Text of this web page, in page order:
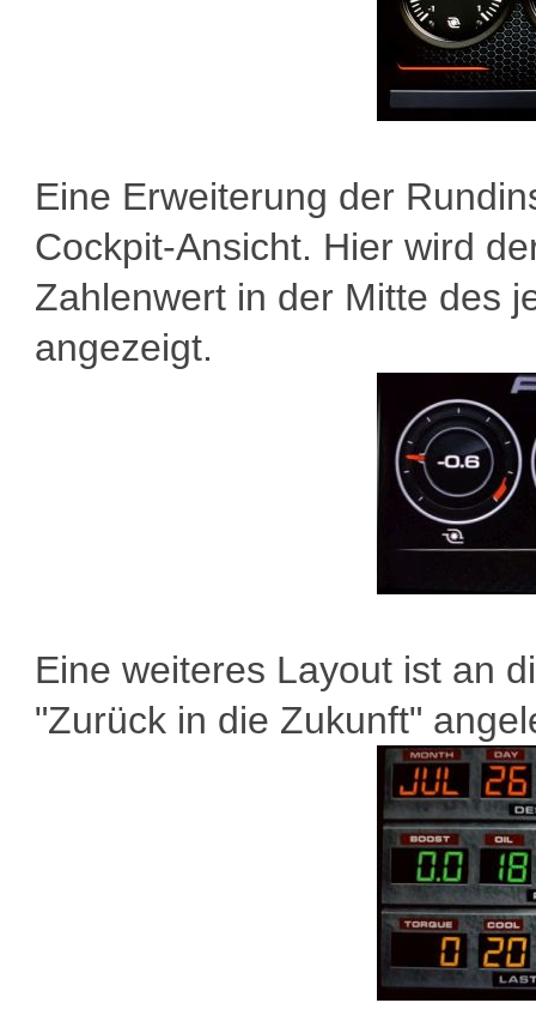
Eine Erweiterung der
Cockpit-Ansicht. Hier wird
Zahlenwert in der Mitte des
angezeigt.
Eine weiteres Layout ist an
"Zurück in die Zukunft"